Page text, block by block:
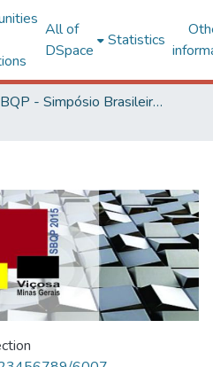
All of
DSpace
Statistics
SBQP - Simpósio Brasileiro de Qualidade do Projeto no Ambiente Construído